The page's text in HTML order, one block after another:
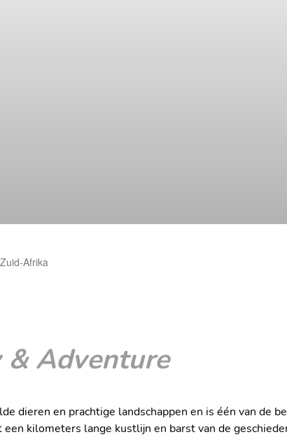
Zuid-Afrika
& Adventure
dieren en prachtige landschappen en is één van de
kilometers lange kustlijn en barst van de